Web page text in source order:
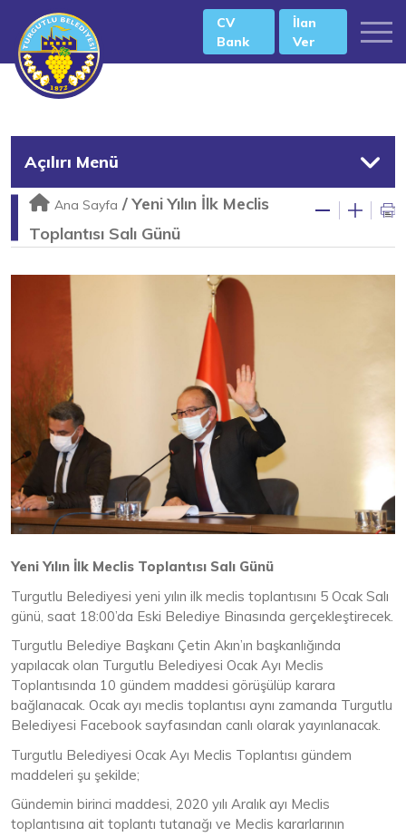
CV
Bank
İlan
Ver
Açılırı Menü
Ana Sayfa /Yeni Yılın İlk Meclis
Toplantısı Salı Günü
Yeni Yılın İlk Meclis Toplantısı Salı Günü
Turgutlu Belediyesi yeni yılın ilk meclis toplantısını 5 Ocak Salı
günü, saat 18:00’da Eski Belediye Binasında gerçekleştirecek.
Turgutlu Belediye Başkanı Çetin Akın’ın başkanlığında
yapılacak olan Turgutlu Belediyesi Ocak Ayı Meclis
Toplantısında 10 gündem maddesi görüşülüp karara
bağlanacak. Ocak ayı meclis toplantısı aynı zamanda Turgutlu
Belediyesi Facebook sayfasından canlı olarak yayınlanacak.
Turgutlu Belediyesi Ocak Ayı Meclis Toplantısı gündem
maddeleri şu şekilde;
Gündemin birinci maddesi, 2020 yılı Aralık ayı Meclis
toplantısına ait toplantı tutanağı ve Meclis kararlarının